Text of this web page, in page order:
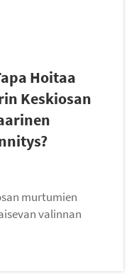
Hoitaa
Keskiosan
murtumien
valinnan
välillä:
palauttamaan